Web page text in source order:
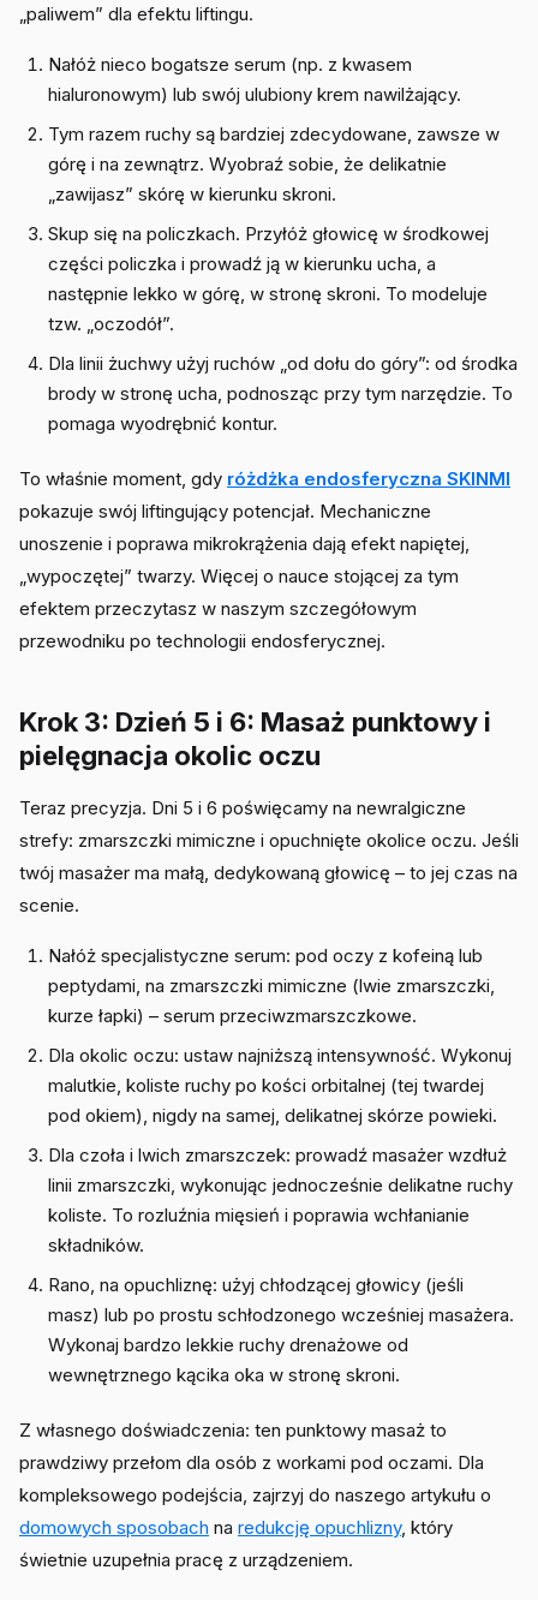
„paliwem” dla efektu liftingu.
Nałóż nieco bogatsze serum (np. z kwasem
hialuronowym) lub swój ulubiony krem nawilżający.
Tym razem ruchy są bardziej zdecydowane, zawsze w
górę i na zewnątrz. Wyobraź sobie, że delikatnie
„zawijasz” skórę w kierunku skroni.
Skup się na policzkach. Przyłóż głowicę w środkowej
części policzka i prowadź ją w kierunku ucha, a
następnie lekko w górę, w stronę skroni. To modeluje
tzw. „oczodół”.
Dla linii żuchwy użyj ruchów „od dołu do góry”: od środka
brody w stronę ucha, podnosząc przy tym narzędzie. To
pomaga wyodrębnić kontur.
To właśnie moment, gdy różdżka endosferyczna SKINMI
pokazuje swój liftingujący potencjał. Mechaniczne
unoszenie i poprawa mikrokrążenia dają efekt napiętej,
„wypoczętej” twarzy. Więcej o nauce stojącej za tym
efektem przeczytasz w naszym szczegółowym
przewodniku po technologii endosferycznej.
Krok 3: Dzień 5 i 6: Masaż punktowy i
pielęgnacja okolic oczu
Teraz precyzja. Dni 5 i 6 poświęcamy na newralgiczne
strefy: zmarszczki mimiczne i opuchnięte okolice oczu. Jeśli
twój masażer ma małą, dedykowaną głowicę – to jej czas na
scenie.
Nałóż specjalistyczne serum: pod oczy z kofeiną lub
peptydami, na zmarszczki mimiczne (lwie zmarszczki,
kurze łapki) – serum przeciwzmarszczkowe.
Dla okolic oczu: ustaw najniższą intensywność. Wykonuj
malutkie, koliste ruchy po kości orbitalnej (tej twardej
pod okiem), nigdy na samej, delikatnej skórze powieki.
Dla czoła i lwich zmarszczek: prowadź masażer wzdłuż
linii zmarszczki, wykonując jednocześnie delikatne ruchy
koliste. To rozluźnia mięsień i poprawia wchłanianie
składników.
Rano, na opuchliznę: użyj chłodzącej głowicy (jeśli
masz) lub po prostu schłodzonego wcześniej masażera.
Wykonaj bardzo lekkie ruchy drenażowe od
wewnętrznego kącika oka w stronę skroni.
Z własnego doświadczenia: ten punktowy masaż to
prawdziwy przełom dla osób z workami pod oczami. Dla
kompleksowego podejścia, zajrzyj do naszego artykułu o
domowych sposobach na redukcję opuchlizny, który
świetnie uzupełnia pracę z urządzeniem.